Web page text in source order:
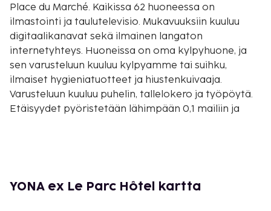
Place du Marché. Kaikissa 62 huoneessa on
ilmastointi ja taulutelevisio. Mukavuuksiin kuuluu
digitaalikanavat sekä ilmainen langaton
internetyhteys. Huoneissa on oma kylpyhuone, ja
sen varusteluun kuuluu kylpyamme tai suihku,
ilmaiset hygieniatuotteet ja hiustenkuivaaja.
Varusteluun kuuluu puhelin, tallelokero ja työpöytä.
Etäisyydet pyöristetään lähimpään 0,1 mailiin ja
mi
YONA ex Le Parc Hôtel kartta